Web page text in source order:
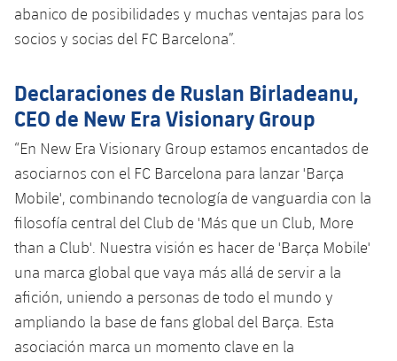
abanico de posibilidades y muchas ventajas para los
socios y socias del FC Barcelona”.
Declaraciones de Ruslan Birladeanu,
CEO de New Era Visionary Group
“En New Era Visionary Group estamos encantados de
asociarnos con el FC Barcelona para lanzar 'Barça
Mobile', combinando tecnología de vanguardia con la
filosofía central del Club de 'Más que un Club, More
than a Club'. Nuestra visión es hacer de 'Barça Mobile'
una marca global que vaya más allá de servir a la
afición, uniendo a personas de todo el mundo y
ampliando la base de fans global del Barça. Esta
asociación marca un momento clave en la